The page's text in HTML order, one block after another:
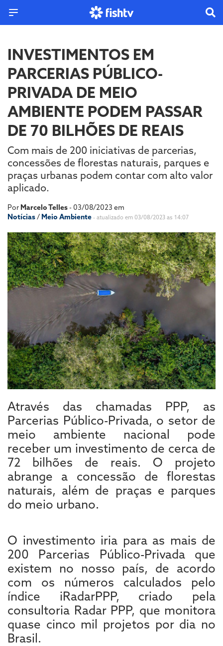
INVESTIMENTOS EM
PARCERIAS PÚBLICO-
PRIVADA DE MEIO
AMBIENTE PODEM PASSAR
DE 70 BILHÕES DE REAIS
Com mais de 200 iniciativas de parcerias,
concessões de florestas naturais, parques e
praças urbanas podem contar com alto valor
aplicado.
Por Marcelo Telles- 03/08/2023 em
Notícias/ Meio Ambiente - atualizado em 03/08/2023 as 14:07
Através das chamadas PPP, as
Parcerias Público-Privada, o setor de
meio ambiente nacional pode
receber um investimento de cerca de
72 bilhões de reais. O projeto
abrange a concessão de florestas
naturais, além de praças e parques
do meio urbano.
O investimento iria para as mais de
200 Parcerias Público-Privada que
existem no nosso país, de acordo
com os números calculados pelo
índice iRadarPPP, criado pela
consultoria Radar PPP, que monitora
quase cinco mil projetos por dia no
Brasil.